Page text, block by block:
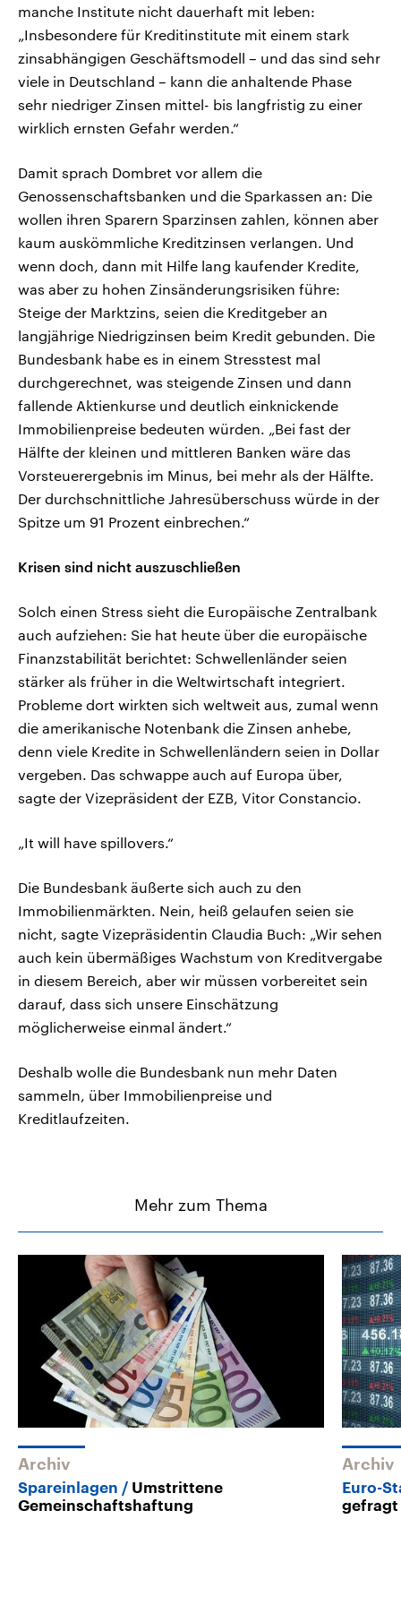
manche Institute nicht dauerhaft mit leben:
„Insbesondere für Kreditinstitute mit einem stark
zinsabhängigen Geschäftsmodell – und das sind sehr
viele in Deutschland – kann die anhaltende Phase
sehr niedriger Zinsen mittel- bis langfristig zu einer
wirklich ernsten Gefahr werden.“
Damit sprach Dombret vor allem die
Genossenschaftsbanken und die Sparkassen an: Die
wollen ihren Sparern Sparzinsen zahlen, können aber
kaum auskömmliche Kreditzinsen verlangen. Und
wenn doch, dann mit Hilfe lang kaufender Kredite,
was aber zu hohen Zinsänderungsrisiken führe:
Steige der Marktzins, seien die Kreditgeber an
langjährige Niedrigzinsen beim Kredit gebunden. Die
Bundesbank habe es in einem Stresstest mal
durchgerechnet, was steigende Zinsen und dann
fallende Aktienkurse und deutlich einknickende
Immobilienpreise bedeuten würden. „Bei fast der
Hälfte der kleinen und mittleren Banken wäre das
Vorsteuerergebnis im Minus, bei mehr als der Hälfte.
Der durchschnittliche Jahresüberschuss würde in der
Spitze um 91 Prozent einbrechen.“
Krisen sind nicht auszuschließen
Solch einen Stress sieht die Europäische Zentralbank
auch aufziehen: Sie hat heute über die europäische
Finanzstabilität berichtet: Schwellenländer seien
stärker als früher in die Weltwirtschaft integriert.
Probleme dort wirkten sich weltweit aus, zumal wenn
die amerikanische Notenbank die Zinsen anhebe,
denn viele Kredite in Schwellenländern seien in Dollar
vergeben. Das schwappe auch auf Europa über,
sagte der Vizepräsident der EZB, Vitor Constancio.
„It will have spillovers.“
Die Bundesbank äußerte sich auch zu den
Immobilienmärkten. Nein, heiß gelaufen seien sie
nicht, sagte Vizepräsidentin Claudia Buch: „Wir sehen
auch kein übermäßiges Wachstum von Kreditvergabe
in diesem Bereich, aber wir müssen vorbereitet sein
darauf, dass sich unsere Einschätzung
möglicherweise einmal ändert.“
Deshalb wolle die Bundesbank nun mehr Daten
sammeln, über Immobilienpreise und
Kreditlaufzeiten.
Mehr zum Thema
Archiv
Spareinlagen
Umstrittene
Gemeinschaftshaftung
Archiv
Euro-
gefragt